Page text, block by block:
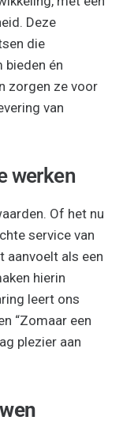
Deze
die
bieden én
zorgen ze voor
van
werken
Of het nu
service van
aanvoelt als een
hierin
leert ons
“Zomaar een
plezier aan